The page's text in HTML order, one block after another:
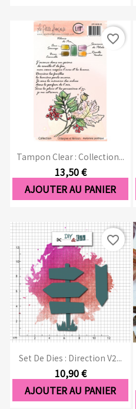
Tampon Clear : Collection...
13,50 €
AJOUTER AU PANIER
favorite_border
Set De Dies : Direction V2...
10,90 €
AJOUTER AU PANIER
favorite_border